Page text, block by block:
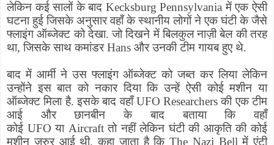
लेकिन कई सालों के बाद Kecksburg Pennsylvania में एक ऐसी
घटना हुई जिसके अनुसार वहाँ के स्थानीय लोगों ने एक घंटी के जैसे
फ्लाइंग ऑब्जेक्ट को देखा. जो दिखने में बिलकुल नाज़ी बेल की तरह
था,जिसके साथ कमांडर Hans और उनकी टीम गायब हुए थे.
बाद में आर्मी ने उस फ्लाइंग ऑब्जेक्ट को जब्त कर लिया लेकिन
उन्होंने इस बात को नकार दिया कि उन्हें ऐसी कोई मशीन या
ऑब्जेक्ट मिला है. इसके बाद वहाँ UFO Researchers की एक टीम
आई और छानबीन के बाद बताया कि वहाँ
कोई UFO या Aircraft तो नहीं लेकिन घंटी की आकृति की कोई
मशीन जरुर आई थी. कहा जाता है कि The Nazi Bell में एंटी